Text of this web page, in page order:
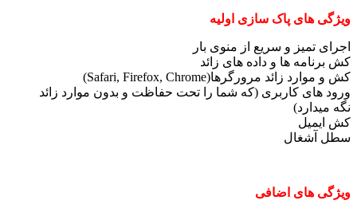
ویژگی های پاک سازی اولیه
اجرای تمیز و سریع از منوی بار
کش برنامه ها و داده های زائد
کش و موارد زائد مرورگرها(Safari, Firefox, Chrome)
ورود های کاربری (که شما را تحت حفاظت و بدون موارد زائد
نگه میدارد)
کش ایمیل
سطل آشغال
ویژگی های اضافی